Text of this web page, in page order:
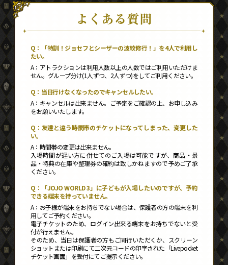
「特訓！ジョセフとシーザーの波紋修行！」を4人で利用し
たい。
アトラクションは利用人数以上の人数ではご利用いただけま
せん。グループ分け(1人ずつ、2人ずつ)をしてご利用ください。
当日行けなくなったのでキャンセルしたい。
キャンセルは出来ません。ご予定をご確認の上、お申し込み
をお願いいたします。
友達と違う時間帯のチケットになってしまった、変更した
い。
時間帯の変更は出来ません。
入場時間が遅い方に併せてのご入場は可能ですが、商品・景
品・特典の在庫や整理券の確約は致しかねますので予めご了承
ください。
「JOJO WORLD 3」に子どもが入場したいのですが、予約
できる端末を持っていません。
お子様が端末をお持ちでない場合は、保護者の方の端末を利
用してご予約ください。
電子チケットのため、ログイン出来る端末をお持ちでないと受
付が行えません。
そのため、当日は保護者の方もご同行いただくか、スクリーン
ショットまたは印刷にて二次元コードの印字された「Livepocket
チケット画面」を受付にてご提示ください。